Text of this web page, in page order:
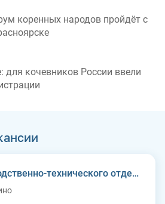
коренных народов пройдёт с
для кочевников России ввели
Инженер производственно-технического отдела